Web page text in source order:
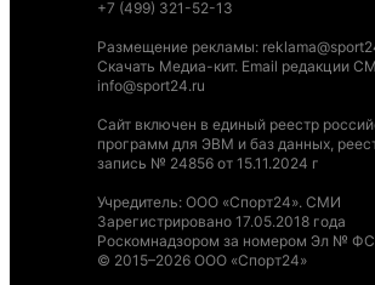
+7 (499) 321-52-13
Размещение рекламы:
Скачать Медиа-кит. Email редакции
info@sport24.ru
Сайт включен в единый реестр
программ для ЭВМ и баз данных,
запись № 24856 от 15.11.2024 г
Учредитель: ООО «Спорт24». СМИ
Зарегистрировано 17.05.2018 года
Роскомнадзором за номером Эл №
© 2015–2026 ООО «Спорт24»